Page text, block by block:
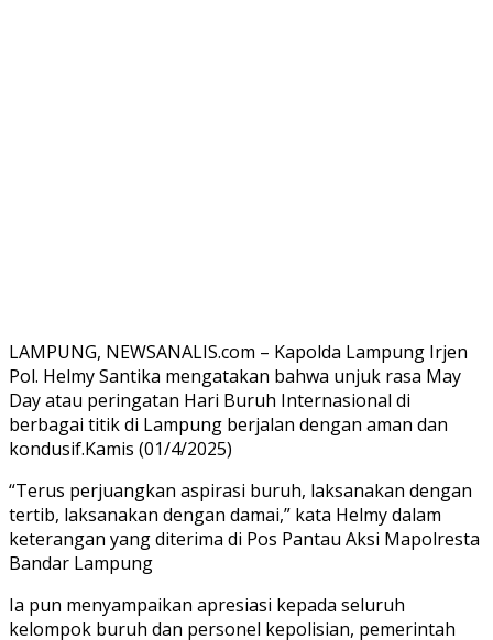
LAMPUNG, NEWSANALIS.com – Kapolda Lampung Irjen
Pol. Helmy Santika mengatakan bahwa unjuk rasa May
Day atau peringatan Hari Buruh Internasional di
berbagai titik di Lampung berjalan dengan aman dan
kondusif.Kamis (01/4/2025)
“Terus perjuangkan aspirasi buruh, laksanakan dengan
tertib, laksanakan dengan damai,” kata Helmy dalam
keterangan yang diterima di Pos Pantau Aksi Mapolresta
Bandar Lampung
Ia pun menyampaikan apresiasi kepada seluruh
kelompok buruh dan personel kepolisian, pemerintah